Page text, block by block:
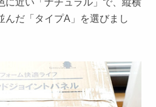
に近い「ナチュラル」で、縦横
んだ「タイプA」を選びまし